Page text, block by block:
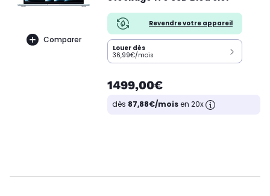
Comparer
Revendre votre appareil
Louer dès
36,99€/mois
1499,00€
dès 87,88€/moisen 20x